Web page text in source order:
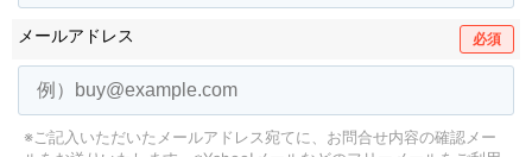
メールアドレス 必須
※ご記入いただいたメールアドレス宛てに、お問合せ内容の確認メー